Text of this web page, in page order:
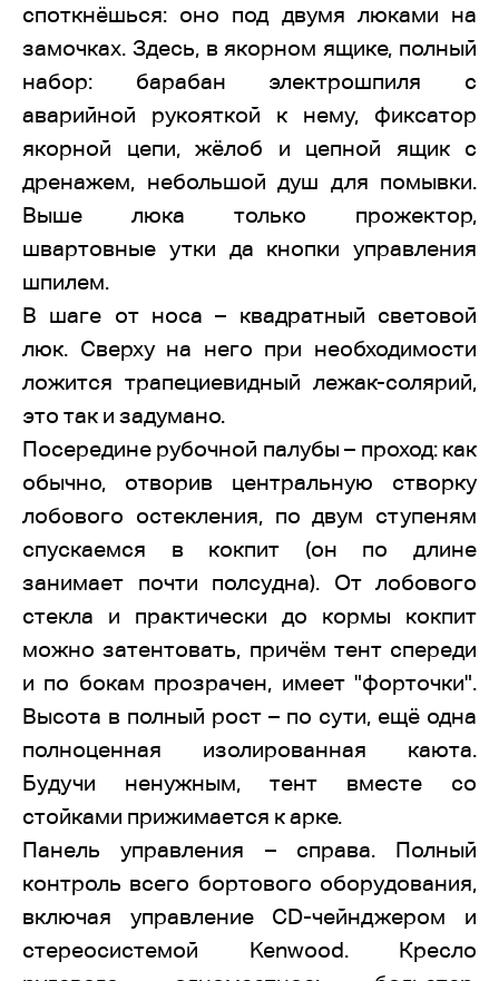
споткнёшься: оно под двумя люками на
замочках. Здесь, в якорном ящике, полный
набор: барабан электрошпиля с
аварийной рукояткой к нему, фиксатор
якорной цепи, жёлоб и цепной ящик с
дренажем, небольшой душ для помывки.
Выше люка только прожектор,
швартовные утки да кнопки управления
шпилем.
В шаге от носа – квадратный световой
люк. Сверху на него при необходимости
ложится трапециевидный лежак-солярий,
это так и задумано.
Посередине рубочной палубы – проход: как
обычно, отворив центральную створку
лобового остекления, по двум ступеням
спускаемся в кокпит (он по длине
занимает почти полсудна). От лобового
стекла и практически до кормы кокпит
можно затентовать, причём тент спереди
и по бокам прозрачен, имеет "форточки".
Высота в полный рост – по сути, ещё одна
полноценная изолированная каюта.
Будучи ненужным, тент вместе со
стойками прижимается к арке.
Панель управления – справа. Полный
контроль всего бортового оборудования,
включая управление CD-чейнджером и
стереосистемой Kenwood. Кресло